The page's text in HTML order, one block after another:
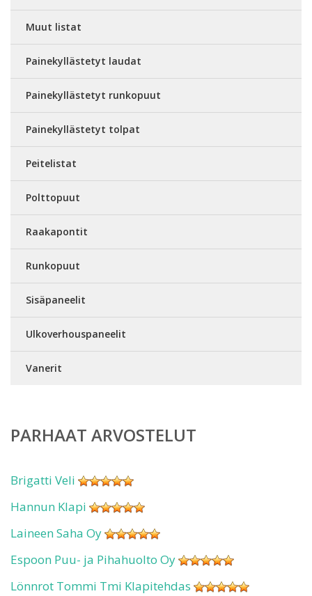
Muut listat
Painekyllästetyt laudat
Painekyllästetyt runkopuut
Painekyllästetyt tolpat
Peitelistat
Polttopuut
Raakapontit
Runkopuut
Sisäpaneelit
Ulkoverhouspaneelit
Vanerit
PARHAAT ARVOSTELUT
Brigatti Veli
Hannun Klapi
Laineen Saha Oy
Espoon Puu- ja Pihahuolto Oy
Lönnrot Tommi Tmi Klapitehdas